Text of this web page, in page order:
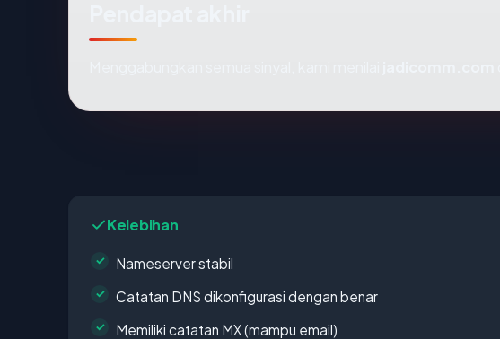
Kelebihan
Nameserver stabil
Catatan DNS dikonfigurasi dengan benar
Memiliki catatan MX (mampu email)